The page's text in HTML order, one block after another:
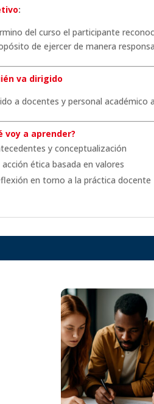
:
del curso el participante
de ejercer de manera
va dirigido
a docentes y personal académico
voy a aprender?
y conceptualización
acción ética basada en valores
en torno a la práctica docente